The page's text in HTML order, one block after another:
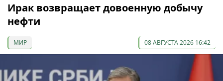
Ирак возвращает довоенную добычу
нефти
МИР 08 АВГУСТА 2026 16:42